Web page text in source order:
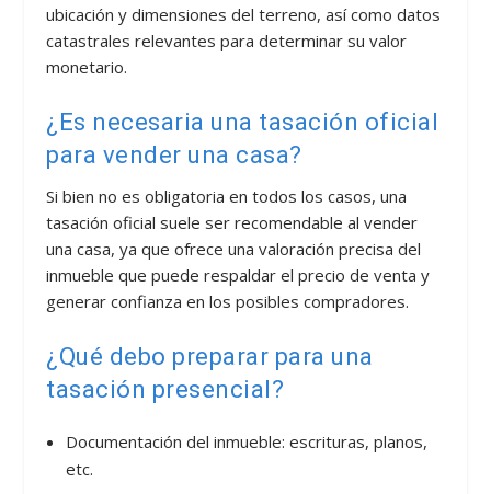
ubicación y dimensiones del terreno, así como datos
catastrales relevantes para determinar su valor
monetario.
¿Es necesaria una tasación oficial
para vender una casa?
Si bien no es obligatoria en todos los casos, una
tasación oficial suele ser recomendable al vender
una casa, ya que ofrece una valoración precisa del
inmueble que puede respaldar el precio de venta y
generar confianza en los posibles compradores.
¿Qué debo preparar para una
tasación presencial?
Documentación del inmueble: escrituras, planos,
etc.